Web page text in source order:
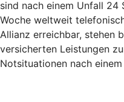
sind nach einem Unfall 24
Woche weltweit
Allianz erreichbar, stehen
versicherten Leistungen
Notsituationen nach